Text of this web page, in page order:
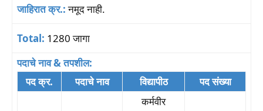
जाहिरात क्र.:नमूद नाही.
Total: 1280 जागा
पदाचे नाव & तपशील:
पद क्र.
पदाचे नाव विद्यापीठ पद संख्या
कर्मवीर